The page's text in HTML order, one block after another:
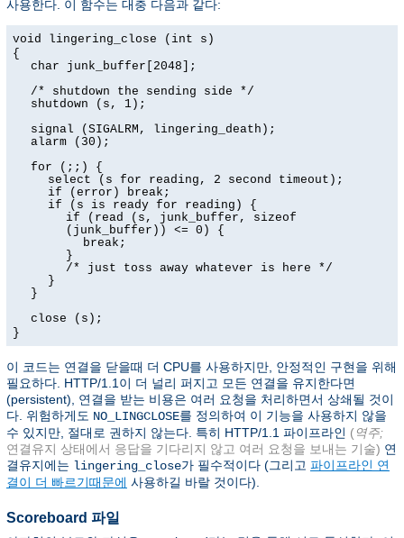
사용한다. 이 함수는 대충 다음과 같다:
void lingering_close (int s)
{
char junk_buffer[2048];
/* shutdown the sending side */
shutdown (s, 1);
signal (SIGALRM, lingering_death);
alarm (30);
for (;;) {
select (s for reading, 2 second timeout);
if (error) break;
if (s is ready for reading) {
if (read (s, junk_buffer, sizeof
(junk_buffer)) <= 0) {
break;
}
/* just toss away whatever is here */
}
}
close (s);
}
이 코드는 연결을 닫을때 더 CPU를 사용하지만, 안정적인 구현을 위해
필요하다. HTTP/1.1이 더 널리 퍼지고 모든 연결을 유지한다면
(persistent), 연결을 받는 비용은 여러 요청을 처리하면서 상쇄될 것이
다. 위험하게도 NO_LINGCLOSE를 정의하여 이 기능을 사용하지 않을
수 있지만, 절대로 권하지 않는다. 특히 HTTP/1.1 파이프라인 (역주;
연결유지 상태에서 응답을 기다리지 않고 여러 요청을 보내는 기술) 연
결유지에는 lingering_close가 필수적이다 (그리고 파이프라인 연
결이 더 빠르기때문에 사용하길 바랄 것이다).
Scoreboard 파일